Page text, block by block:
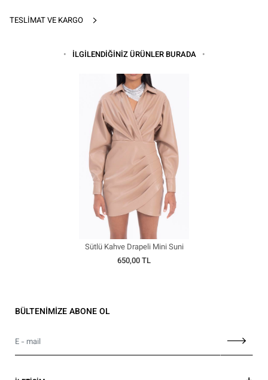
TESLIMAT VE KARGO
İLGİLENDİĞİNİZ ÜRÜNLER BURADA
Sütlü Kahve Drapeli Mini Suni
Deri Elbise
650,00 TL
BÜLTENİMİZE ABONE OL